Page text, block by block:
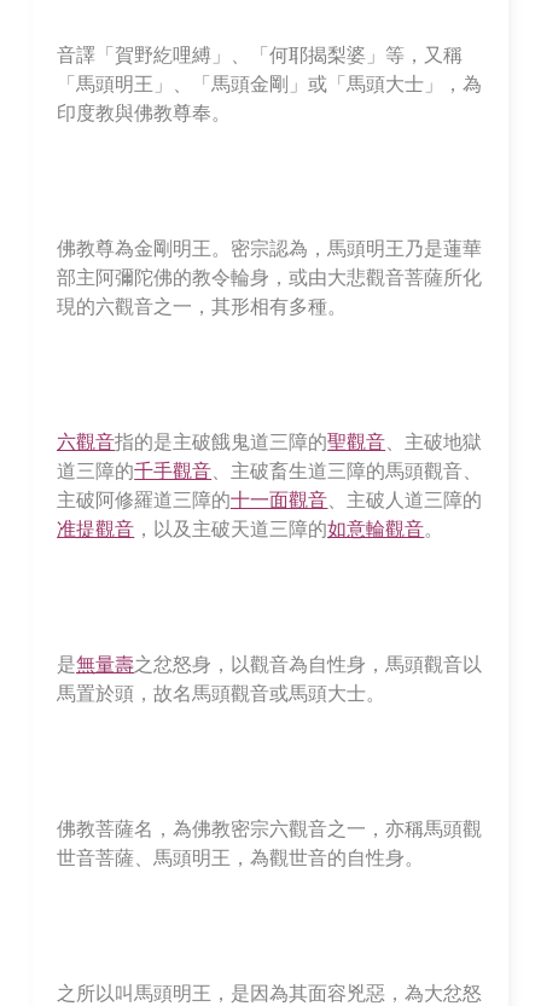
音譯「賀野紇哩縛」、「何耶揭梨婆」等，又稱
「馬頭明王」、「馬頭金剛」或「馬頭大士」，為
印度教與佛教尊奉。
佛教尊為金剛明王。密宗認為，馬頭明王乃是蓮華
部主阿彌陀佛的教令輪身，或由大悲觀音菩薩所化
現的六觀音之一，其形相有多種。
六觀音指的是主破餓鬼道三障的聖觀音 、主破地獄
道三障的千手觀音 、主破畜生道三障的馬頭觀音、
主破阿修羅道三障的十一面觀音 、主破人道三障的
准提觀音 ，以及主破天道三障的如意輪觀音。
是無量壽之忿怒身，以觀音為自性身，馬頭觀音以
馬置於頭，故名馬頭觀音或馬頭大士。
佛教菩薩名，為佛教密宗六觀音之一，亦稱馬頭觀
世音菩薩、馬頭明王，為觀世音的自性身。
之所以叫馬頭明王，是因為其面容兇惡，為大忿怒